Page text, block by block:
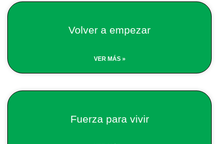
Volver a empezar
VER MÁS »
Fuerza para vivir